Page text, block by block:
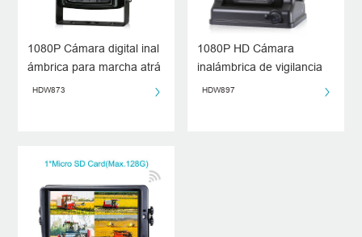
1080P Cámara digital inal
ámbrica para marcha atrá
sHDW873
1080P HD Cámara
inalámbrica de vigilancia
para vehículos
HDW897